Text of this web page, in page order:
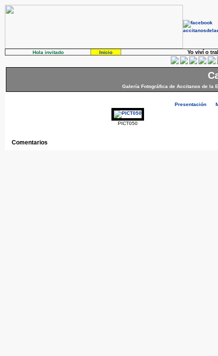
Hola invitado Inicio Yo viví o
Galería Fotográfica de Accitanos de la
Presentación
PICT050
Comentarios